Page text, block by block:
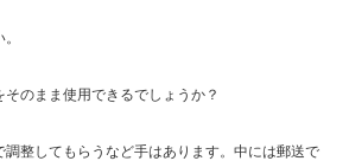
のまま使用できるでしょうか？
整してもらうなど手はあります。中には郵送で